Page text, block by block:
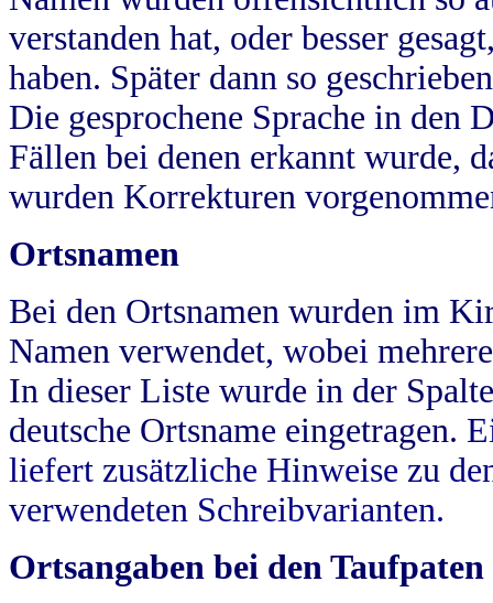
verstanden hat, oder besser
haben. Später dann so
Die gesprochene Sprache in
Fällen bei denen erkannt wurde,
wurden Korrekturen
Ortsnamen
Bei den Ortsnamen wurden im
Namen verwendet, wobei
In dieser Liste wurde in der
deutsche Ortsname eingetragen.
liefert zusätzliche Hinweise zu
verwendeten Schreibvarianten.
Ortsangaben bei den Taufpaten